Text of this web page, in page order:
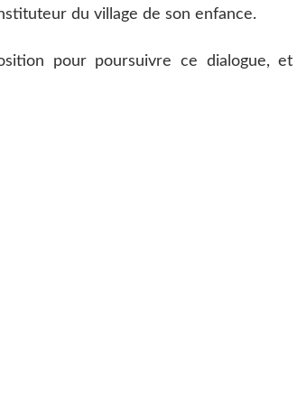
du village de son enfance.
pour poursuivre ce dialogue, et